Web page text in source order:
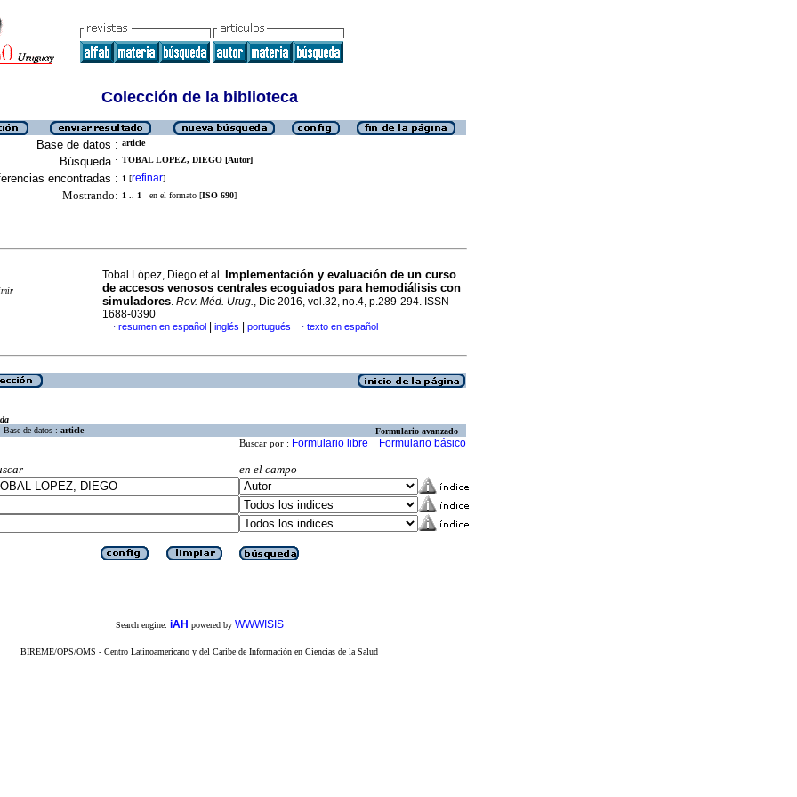
Colección de la biblioteca
Base de datos : article
Búsqueda : TOBAL LOPEZ, DIEGO [Autor]
encontradas : 1 [refinar]
Mostrando: 1 .. 1 en el formato [ISO 690]
Tobal López, Diego et al. Implementación y evaluación de un curso
de accesos venosos centrales ecoguiados para hemodiálisis con
simuladores. Rev. Méd. Urug., Dic 2016, vol.32, no.4, p.289-294. ISSN
1688-0390
· resumen en español inglés portugués · texto en español
Base de datos : article Formulario avanzado
Buscar por : Formulario libre Formulario básico
en el campo
Search engine: iAH powered by WWWISIS
BIREME/OPS/OMS - Centro Latinoamericano y del Caribe de Información en Ciencias de la Salud